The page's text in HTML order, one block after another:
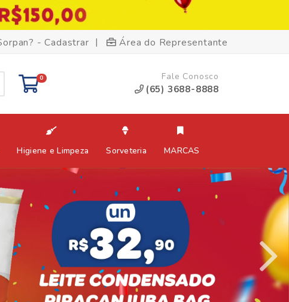
- Cadastrar | Área do Representante
0 Fale Conosco
(65) 3688-8888
Higiene e Limpeza Sorveteria MARCAS